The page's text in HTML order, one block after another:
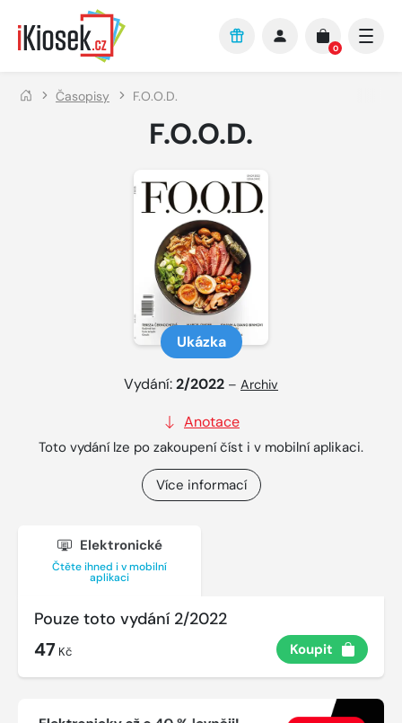
Přejít na hlavní obsah
0
Časopisy F.O.O.D.
F.O.O.D.
Ukázka
Vydání:2/2022 – Archiv
Anotace
Toto vydání lze po zakoupení číst i v mobilní aplikaci.
Více informací
Elektronické
Čtěte ihned i v mobilní
aplikaci
Pouze toto vydání 2/2022
47 Kč Koupit